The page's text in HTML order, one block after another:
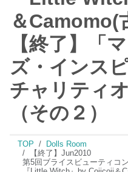
＆Camomo(
【終了】「
ズ・インス
チャリティ
（その２）
TOP
Dolls Room
【終了】Jun2010
第5回ブライスビューティコンテスト 特別賞 CWC